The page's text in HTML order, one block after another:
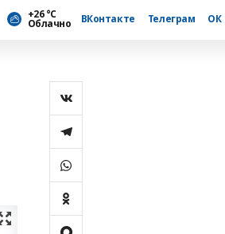
+26 °С
Облачно ВКонтакте Телеграм ОК